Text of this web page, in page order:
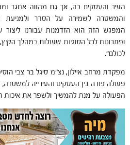
העיר והעסקים בה, אך גם מהווה אתגר
והמשטרה לשמירה על הסדר ולמניעת
המפגש הזה הוא הזדמנות עבורנו
ופתרונות לכל הסוגיות שעולות במהלך
לכולם".
מפקדת מרחב איילון, נצ"מ סיגל בר צבי
פעולה פורה בין העסקים והעירייה למשטרה,
הפעולה על מנת להמשיך ולשפר את איכות